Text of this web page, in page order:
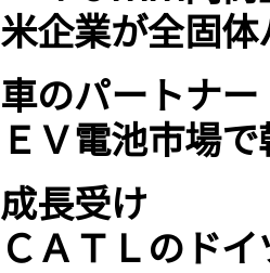
米企業が全固
車のパートナー
ＥＶ電池市場
成長受け
ＣＡＴＬのド